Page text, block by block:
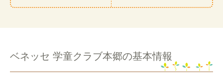
ベネッセ 学童クラブ本郷の基本情報